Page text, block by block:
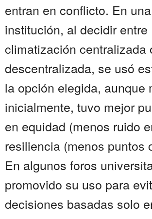
entran en conflicto. En una
institución, al decidir entre
climatización centralizada
descentralizada, se usó
la opción elegida, aunque
inicialmente, tuvo mejor
en equidad (menos ruido
resiliencia (menos puntos
En algunos foros
promovido su uso para
decisiones basadas solo